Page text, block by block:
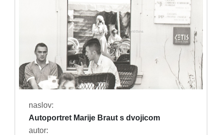
naslov:
Autoportret Marije Braut s dvojicom
autor: